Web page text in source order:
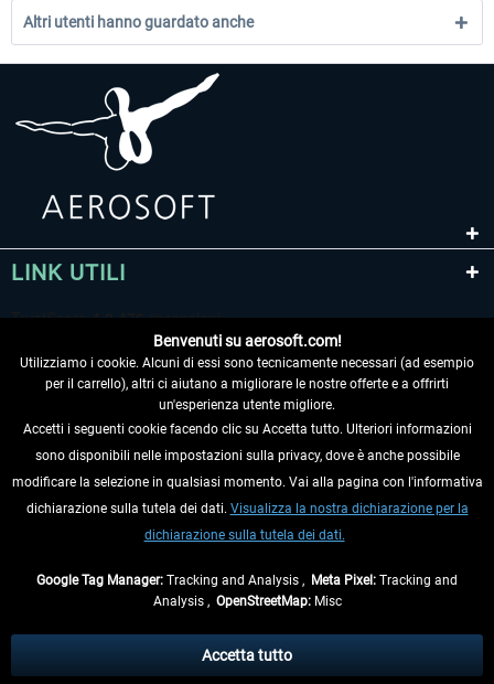
Altri utenti hanno guardato anche
LINK UTILI
RECEDERE DAL CONTRATTO
INFORMAZIONI
eventualmente le spese di spedizione, se non diversamente descritto.
** Riguarda le spedizioni al di fuori della Germania, i tempi di consegna per le
Benvenuti su aerosoft.com!
Utilizziamo i cookie. Alcuni di essi sono tecnicamente necessari (ad esempio
per il carrello), altri ci aiutano a migliorare le nostre offerte e a offrirti
un'esperienza utente migliore.
Accetti i seguenti cookie facendo clic su Accetta tutto. Ulteriori informazioni
sono disponibili nelle impostazioni sulla privacy, dove è anche possibile
modificare la selezione in qualsiasi momento. Vai alla pagina con l'informativa
dichiarazione sulla tutela dei dati. Visualizza la nostra dichiarazione per la
dichiarazione sulla tutela dei dati.
Google Tag Manager: Tracking and Analysis , Meta Pixel: Tracking and
Analysis , OpenStreetMap:Misc
Accetta tutto